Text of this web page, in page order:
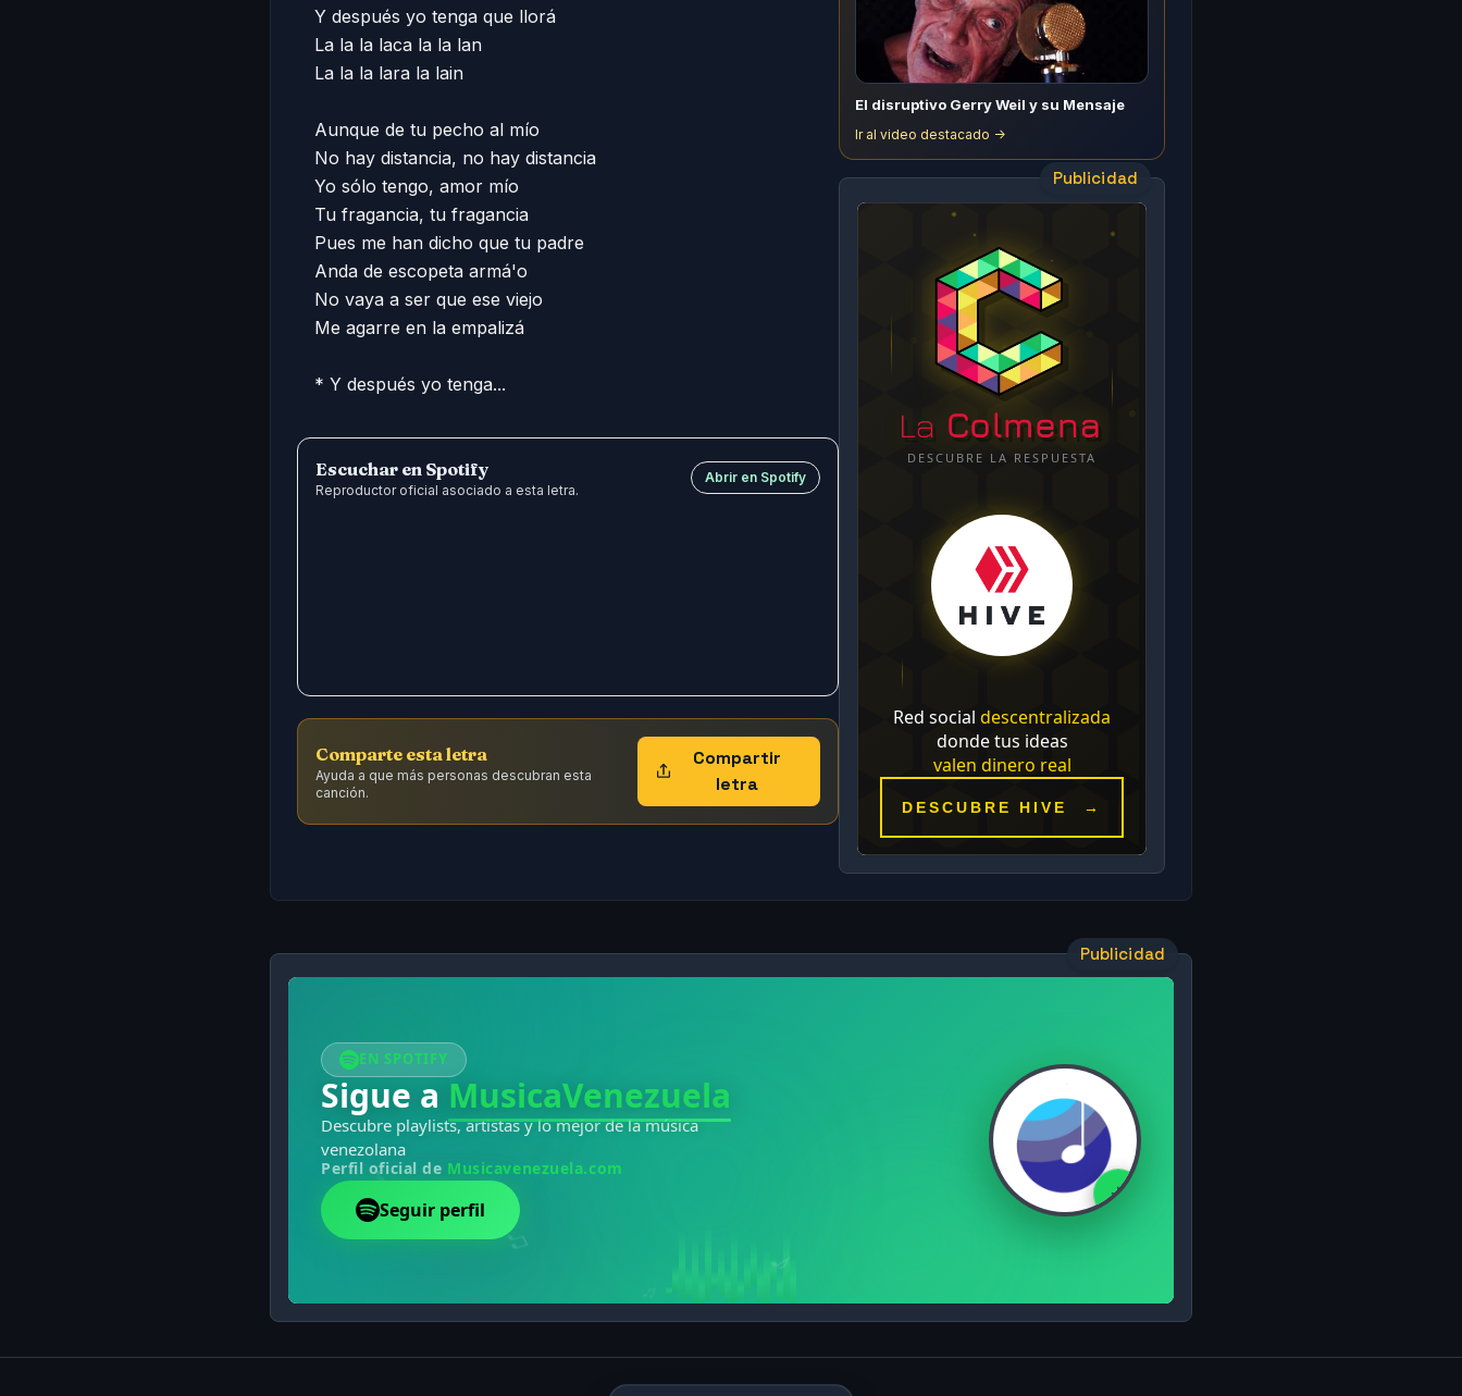
Y después yo tenga que llorá
La la la laca la la lan
La la la lara la lain
Aunque de tu pecho al mío
No hay distancia, no hay distancia
Yo sólo tengo, amor mío
Tu fragancia, tu fragancia
Pues me han dicho que tu padre
Anda de escopeta armá'o
No vaya a ser que ese viejo
Me agarre en la empalizá
* Y después yo tenga...
Escuchar en Spotify
Reproductor oficial asociado a esta letra.
Abrir en Spotify
Comparte esta letra
Ayuda a que más personas descubran esta
canción.
Compartir
letra
El disruptivo Gerry Weil y su Mensaje
Ir al video destacado ->
Publicidad
Publicidad